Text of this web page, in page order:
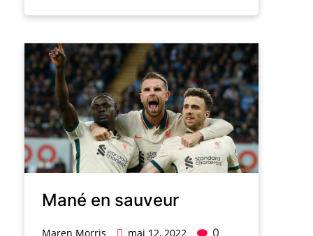
Mané en sauveur
Maren Morris mai 12, 2022 0